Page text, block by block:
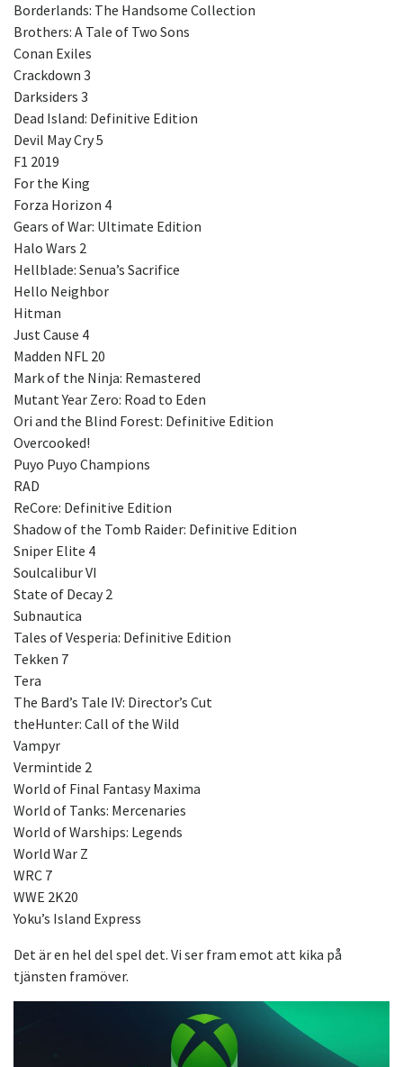
Borderlands: The Handsome Collection
Brothers: A Tale of Two Sons
Conan Exiles
Crackdown 3
Darksiders 3
Dead Island: Definitive Edition
Devil May Cry 5
F1 2019
For the King
Forza Horizon 4
Gears of War: Ultimate Edition
Halo Wars 2
Hellblade: Senua’s Sacrifice
Hello Neighbor
Hitman
Just Cause 4
Madden NFL 20
Mark of the Ninja: Remastered
Mutant Year Zero: Road to Eden
Ori and the Blind Forest: Definitive Edition
Overcooked!
Puyo Puyo Champions
RAD
ReCore: Definitive Edition
Shadow of the Tomb Raider: Definitive Edition
Sniper Elite 4
Soulcalibur VI
State of Decay 2
Subnautica
Tales of Vesperia: Definitive Edition
Tekken 7
Tera
The Bard’s Tale IV: Director’s Cut
theHunter: Call of the Wild
Vampyr
Vermintide 2
World of Final Fantasy Maxima
World of Tanks: Mercenaries
World of Warships: Legends
World War Z
WRC 7
WWE 2K20
Yoku’s Island Express
Det är en hel del spel det. Vi ser fram emot att kika på
tjänsten framöver.